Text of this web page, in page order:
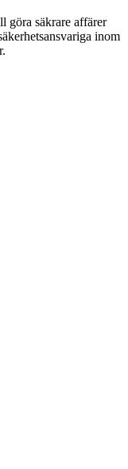
göra säkrare affärer
inom